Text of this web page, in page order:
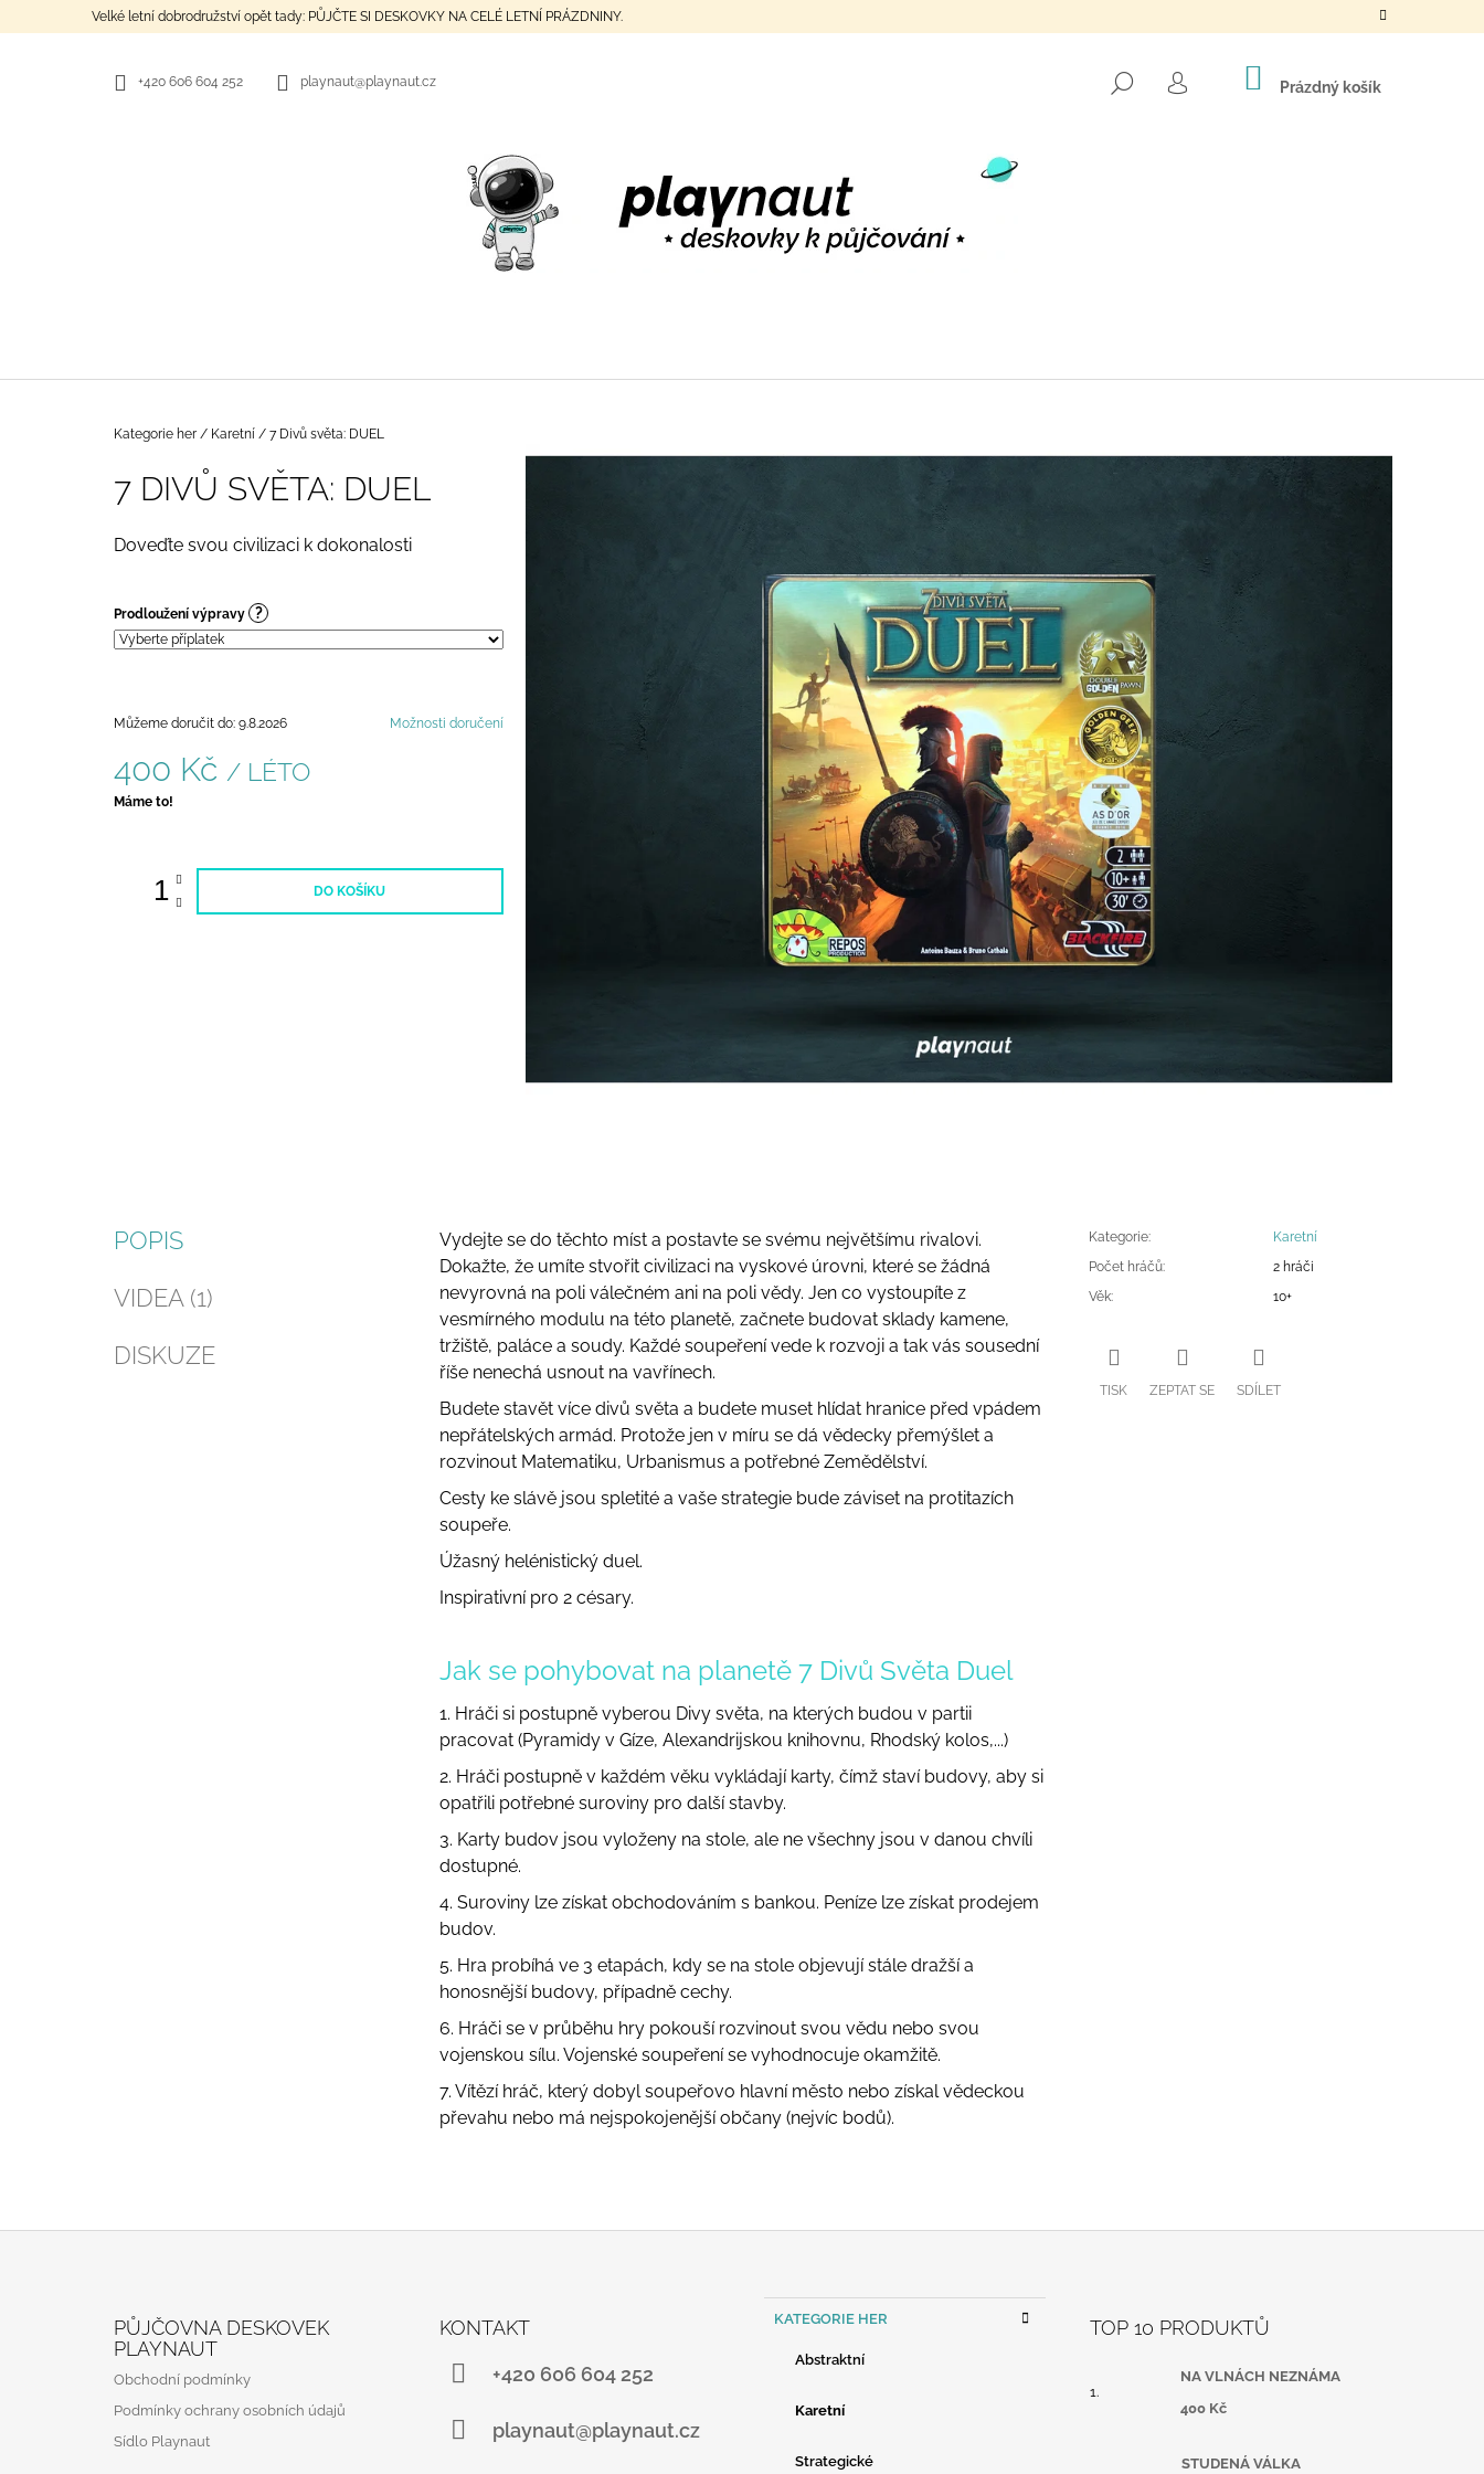
Velké letní dobrodružství opět tady: PŮJČTE SI DESKOVKY NA CELÉ LETNÍ PRÁZDNINY.
+420 606 604 252 playnaut@playnaut.cz HLEDAT
PŘIHLÁŠENÍ
NÁKUPNÍ
KOŠÍK
Prázdný košík
Domů
Kategorie her / Karetní / 7 Divů světa: DUEL
7 DIVŮ SVĚTA: DUEL
Doveďte svou civilizaci k dokonalosti
Prodloužení výpravy ?
Můžeme doručit do: 9.8.2026 Možnosti doručení
400 Kč / LÉTO
Měrná
Máme to!
DO KOŠÍKU
POPIS
VIDEA (1)
DISKUZE
Vydejte se do těchto míst a postavte se svému největšímu rivalovi.
Dokažte, že umíte stvořit civilizaci na vyskové úrovni, které se žádná
nevyrovná na poli válečném ani na poli vědy. Jen co vystoupíte z
vesmírného modulu na této planetě, začnete budovat sklady kamene,
tržiště, paláce a soudy. Každé soupeření vede k rozvoji a tak vás sousední
říše nenechá usnout na vavřínech.
Budete stavět více divů světa a budete muset hlídat hranice před vpádem
nepřátelských armád. Protože jen v míru se dá vědecky přemýšlet a
rozvinout Matematiku, Urbanismus a potřebné Zemědělství.
Cesty ke slávě jsou spletité a vaše strategie bude záviset na protitazích
soupeře.
Úžasný helénistický duel.
Inspirativní pro 2 césary.
Jak se pohybovat na planetě 7 Divů Světa Duel
1. Hráči si postupně vyberou Divy světa, na kterých budou v partii
pracovat (Pyramidy v Gíze, Alexandrijskou knihovnu, Rhodský kolos,...)
2. Hráči postupně v každém věku vykládají karty, čímž staví budovy, aby si
opatřili potřebné suroviny pro další stavby.
3. Karty budov jsou vyloženy na stole, ale ne všechny jsou v danou chvíli
dostupné.
4. Suroviny lze získat obchodováním s bankou. Peníze lze získat prodejem
budov.
5. Hra probíhá ve 3 etapách, kdy se na stole objevují stále dražší a
honosnější budovy, případně cechy.
6. Hráči se v průběhu hry pokouší rozvinout svou vědu nebo svou
vojenskou sílu. Vojenské soupeření se vyhodnocuje okamžitě.
7. Vítězí hráč, který dobyl soupeřovo hlavní město nebo získal vědeckou
převahu nebo má nejspokojenější občany (nejvíc bodů).
Kategorie:
Karetní
Počet hráčů:
2 hráči
Věk: 10+
TISK ZEPTAT SE SDÍLET
O
HLEDAT
NA VLNÁCH NEZNÁMA
400 Kč
PŮJČOVNA DESKOVEK
PLAYNAUT
Obchodní podmínky
Podmínky ochrany osobních údajů
Sídlo Playnaut
KONTAKT
+420 606 604 252
playnaut@playnaut.cz
kategorie
AKATEGORIE HER
Abstraktní
Karetní
Strategické
TOP 10 PRODUKTŮ
NA VLNÁCH NEZNÁMA
400 Kč
STUDENÁ VÁLKA